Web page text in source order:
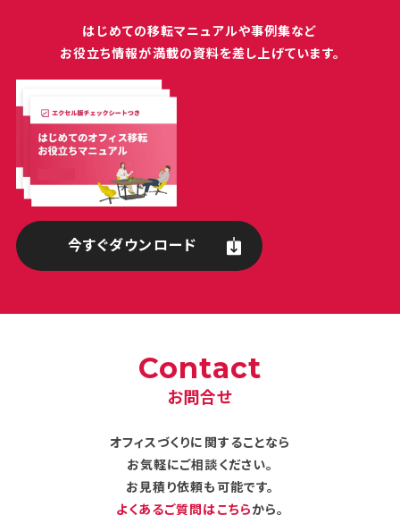
はじめての移転マニュアルや事例集など
お役立ち情報が満載の資料を差し上げています。
今すぐダウンロード
Contact
お問合せ
オフィスづくりに関することなら
お気軽にご相談ください。
お見積り依頼も可能です。
よくあるご質問はこちらから。